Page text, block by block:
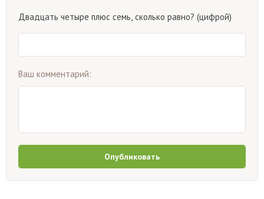
Двадцать четыре плюс семь, сколько равно? (цифрой)
Ваш комментарий:
Опубликовать